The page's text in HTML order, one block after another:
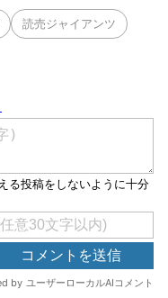
読売ジャイアンツ